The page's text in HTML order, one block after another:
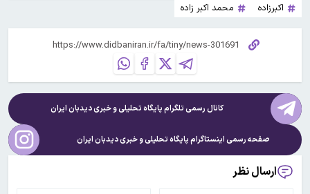
اکبرزاده محمد اکبر زاده
کانال رسمی تلگرام پایگاه تحلیلی و خبریدیدبان ایران
صفحه رسمی اینستاگرام پایگاه تحلیلی و خبریدیدبان ایران
ارسال نظر